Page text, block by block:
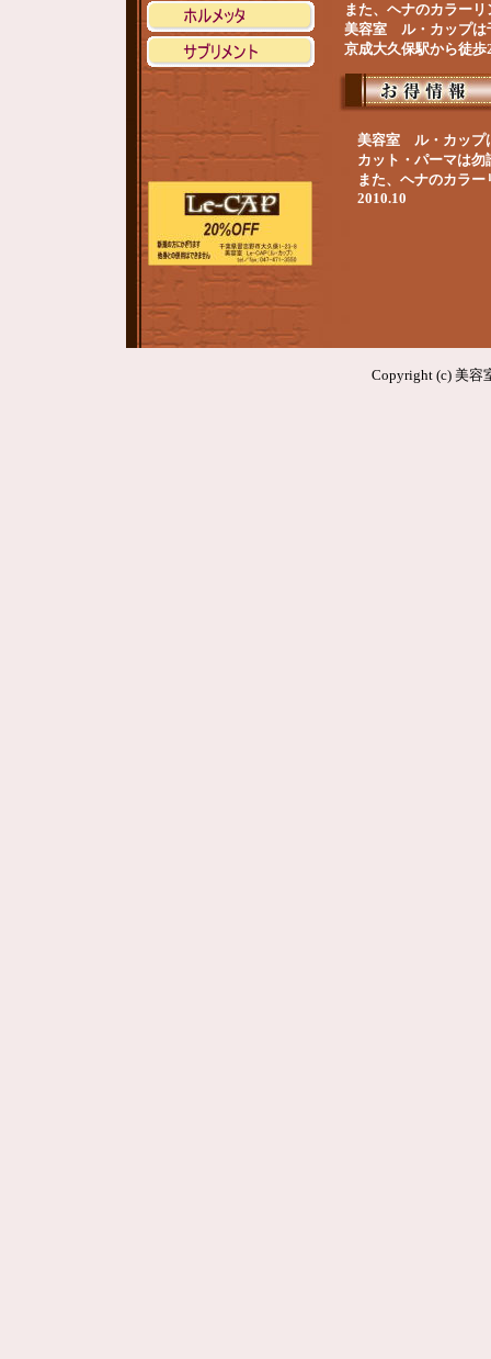
また、ヘナのカラー
美容室 ル・カップは
京成大久保駅から徒
美容室 ル・カップ
カット・パーマは
また、ヘナのカラ
2010.10
Copyright (c) 美